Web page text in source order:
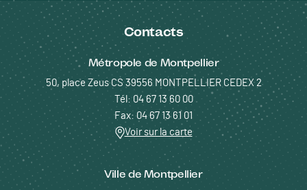
Contacts
Métropole de Montpellier
50, place Zeus CS 39556 MONTPELLIER CEDEX 2
Tél: 04 67 13 60 00
Fax: 04 67 13 61 01
Voir sur la carte
Ville de Montpellier